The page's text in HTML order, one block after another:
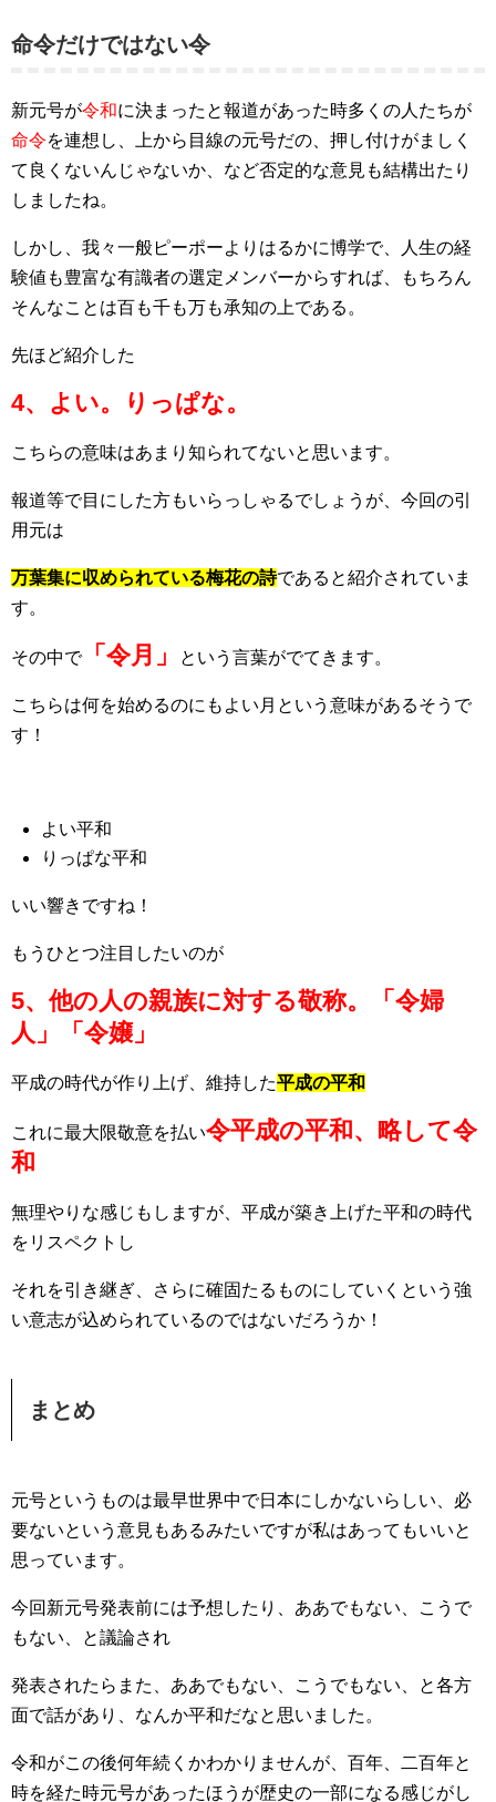
命令だけではない令
新元号が令和に決まったと報道があった時多くの人たちが
命令を連想し、上から目線の元号だの、押し付けがましく
て良くないんじゃないか、など否定的な意見も結構出たり
しましたね。
しかし、我々一般ピーポーよりはるかに博学で、人生の経
験値も豊富な有識者の選定メンバーからすれば、もちろん
そんなことは百も千も万も承知の上である。
先ほど紹介した
4、よい。りっぱな。
こちらの意味はあまり知られてないと思います。
報道等で目にした方もいらっしゃるでしょうが、今回の引
用元は
万葉集に収められている梅花の詩であると紹介されていま
す。
その中で「令月」 という言葉がでてきます。
こちらは何を始めるのにもよい月という意味があるそうで
す！
よい平和
りっぱな平和
いい響きですね！
もうひとつ注目したいのが
5、他の人の親族に対する敬称。「令婦
人」「令嬢」
平成の時代が作り上げ、維持した平成の平和
これに最大限敬意を払い令平成の平和、略して令
和
無理やりな感じもしますが、平成が築き上げた平和の時代
をリスペクトし
それを引き継ぎ、さらに確固たるものにしていくという強
い意志が込められているのではないだろうか！
まとめ
元号というものは最早世界中で日本にしかないらしい、必
要ないという意見もあるみたいですが私はあってもいいと
思っています。
今回新元号発表前には予想したり、ああでもない、こうで
もない、と議論され
発表されたらまた、ああでもない、こうでもない、と各方
面で話があり、なんか平和だなと思いました。
令和がこの後何年続くかわかりませんが、百年、二百年と
時を経た時元号があったほうが歴史の一部になる感じがし